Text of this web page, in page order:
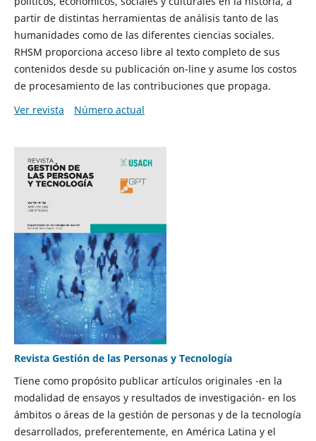
partir de distintas herramientas de análisis tanto de las
humanidades como de las diferentes ciencias sociales.
RHSM proporciona acceso libre al texto completo de sus
contenidos desde su publicación on-line y asume los costos
de procesamiento de las contribuciones que propaga.
Ver revista
Número actual
Revista Gestión de las Personas y Tecnología
Tiene como propósito publicar artículos originales -en la
modalidad de ensayos y resultados de investigación- en los
ámbitos o áreas de la gestión de personas y de la tecnología
desarrollados, preferentemente, en América Latina y el